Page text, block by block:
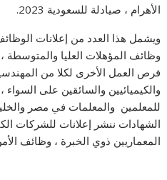
الأهرام ، صيادلة للسعودية 2023.
ويشمل هذا العدد من إعلانات
وظائف المؤهلات العليا والمتوسطة ،
فرص العمل الأخرى لكلا من
والكيميائيين والسائقين على
للمعلمين والمعلمات في مصر
الشهادات ننشر إعلانات للشركات
المعماريين ذوي الخبرة ، وظائف